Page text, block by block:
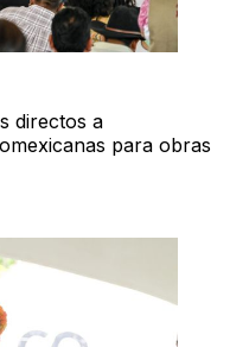
directos a
para obras